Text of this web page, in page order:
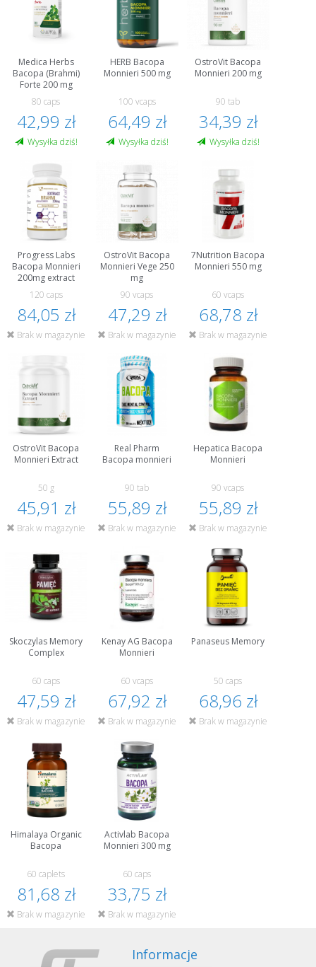
Medica Herbs
Bacopa (Brahmi)
Forte 200 mg
80 caps
42,99 zł
Wysyłka dziś!
HERB Bacopa
Monnieri 500 mg
100 vcaps
64,49 zł
Wysyłka dziś!
OstroVit Bacopa
Monnieri 200 mg
90 tab
34,39 zł
Wysyłka dziś!
Progress Labs
Bacopa Monnieri
200mg extract
120 caps
84,05 zł
Brak w magazynie
OstroVit Bacopa
Monnieri Vege 250
mg
90 vcaps
47,29 zł
Brak w magazynie
7Nutrition Bacopa
Monnieri 550 mg
60 vcaps
68,78 zł
Brak w magazynie
OstroVit Bacopa
Monnieri Extract
50 g
45,91 zł
Brak w magazynie
Real Pharm
Bacopa monnieri
90 tab
55,89 zł
Brak w magazynie
Hepatica Bacopa
Monnieri
90 vcaps
55,89 zł
Brak w magazynie
Skoczylas Memory
Complex
60 caps
47,59 zł
Brak w magazynie
Kenay AG Bacopa
Monnieri
60 vcaps
67,92 zł
Brak w magazynie
Panaseus Memory
50 caps
68,96 zł
Brak w magazynie
Himalaya Organic
Bacopa
60 caplets
81,68 zł
Brak w magazynie
Activlab Bacopa
Monnieri 300 mg
60 caps
33,75 zł
Brak w magazynie
Informacje